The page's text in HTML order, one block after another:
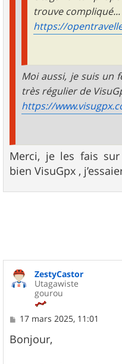
trouve compliqué...
https://
Moi aussi, je suis un
très régulier de
https://
Merci, je les fais sur
bien VisuGpx ,
ZestyCastor
Utagawiste
gourou
M
s
s
17 mars 2025, 11:01
Bonjour,